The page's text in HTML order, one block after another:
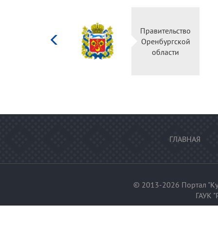
Правительство
Оренбургской
области
ГЛАВНАЯ
© 2013-2026 Портал
ГАУК